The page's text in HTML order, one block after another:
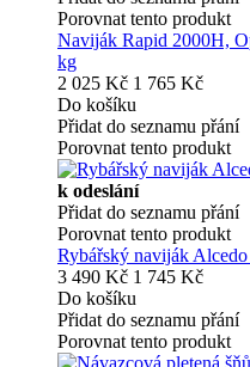
Porovnat tento produkt
Naviják Rapid 2000H,
kg
2 025 Kč 1 765 Kč
Do košíku
Přidat do seznamu přání
Porovnat tento produkt
k odeslání
Přidat do seznamu přání
Porovnat tento produkt
Rybářský naviják
3 490 Kč 1 745 Kč
Do košíku
Přidat do seznamu přání
Porovnat tento produkt